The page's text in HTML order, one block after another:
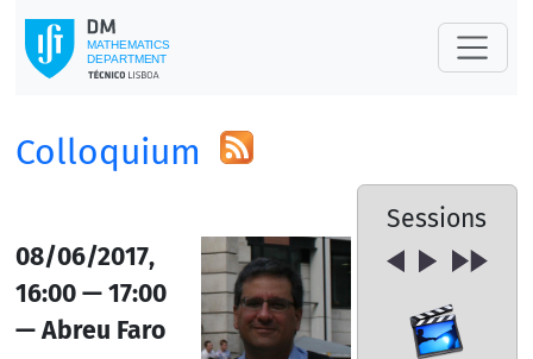
Colloquium
Sessions
08/06/2017,
16:00 — 17:00
— Abreu Faro